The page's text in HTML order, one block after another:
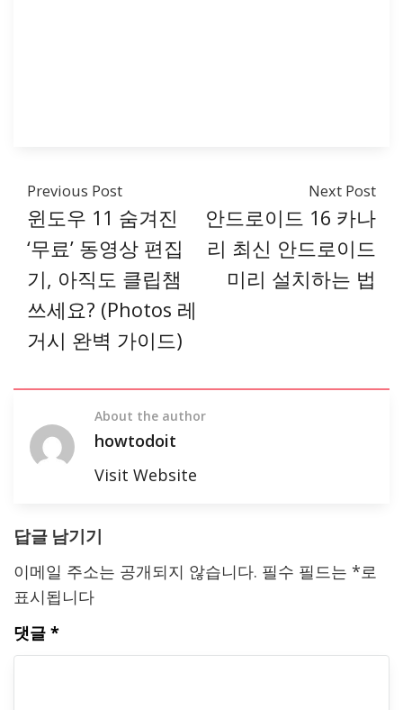
Previous Post
윈도우 11 숨겨진
‘무료’ 동영상 편집
기, 아직도 클립챔
쓰세요? (Photos 레
거시 완벽 가이드)
Next Post
안드로이드 16 카나
리 최신 안드로이드
미리 설치하는 법
About the author
howtodoit
Visit Website
답글 남기기
이메일 주소는 공개되지 않습니다. 필수 필드는 *로
표시됩니다
댓글 *